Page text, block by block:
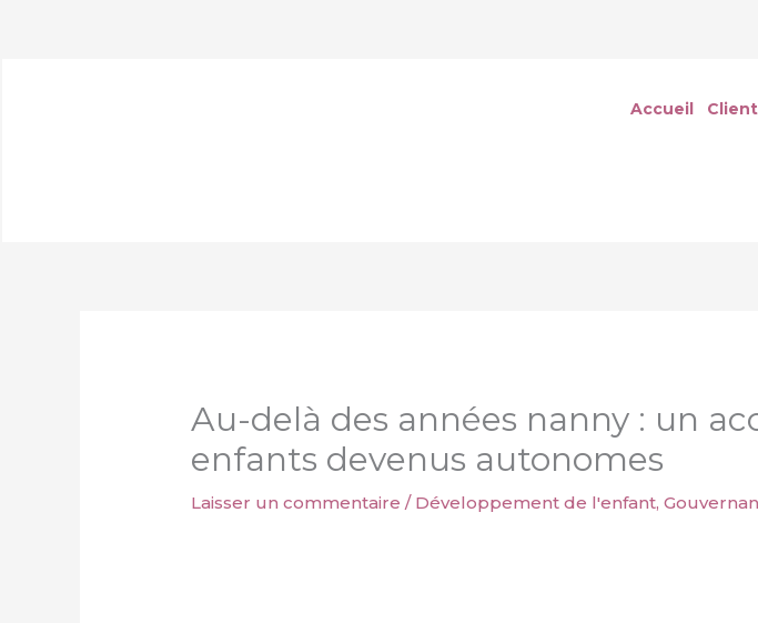
Accueil
Au-delà des années nanny : un
enfants devenus autonomes
Laisser un commentaire / Développement de l'enfant,